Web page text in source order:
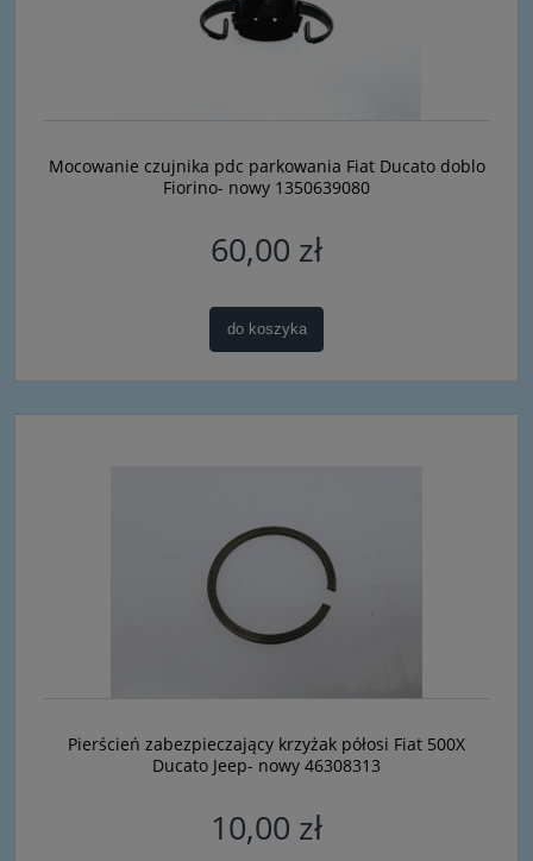
Mocowanie czujnika pdc parkowania Fiat Ducato doblo
Fiorino- nowy 1350639080
60,00 zł
do koszyka
Pierścień zabezpieczający krzyżak półosi Fiat 500X
Ducato Jeep- nowy 46308313
10,00 zł